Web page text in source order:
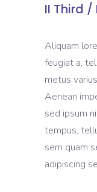
II Third /
Aliquam
feugiat a,
metus
Aenean
sed ipsum
tempus,
sem quam
adipiscing